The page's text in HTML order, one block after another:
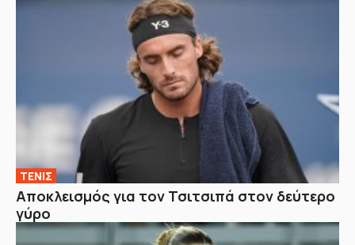
ΤΕΝΙΣ
Αποκλεισμός για τον Τσιτσιπά στον δεύτερο
γύρο